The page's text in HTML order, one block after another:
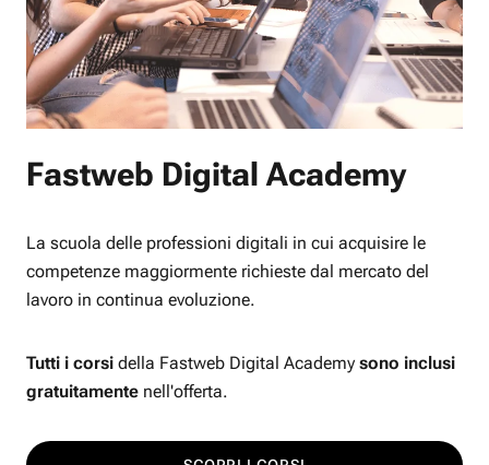
Fastweb Digital Academy
La scuola delle professioni digitali in cui acquisire le
competenze maggiormente richieste dal mercato del
lavoro in continua evoluzione.
Tutti i corsi della Fastweb Digital Academy sono inclusi
gratuitamente nell'offerta.